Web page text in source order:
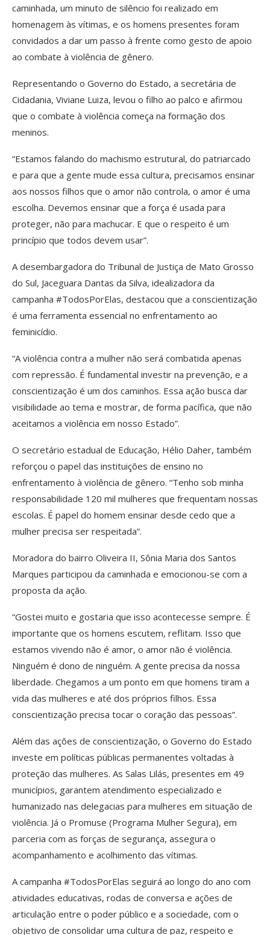
caminhada, um minuto de silêncio foi realizado em
homenagem às vítimas, e os homens presentes foram
convidados a dar um passo à frente como gesto de apoio
ao combate à violência de gênero.
Representando o Governo do Estado, a secretária de
Cidadania, Viviane Luiza, levou o filho ao palco e afirmou
que o combate à violência começa na formação dos
meninos.
“Estamos falando do machismo estrutural, do patriarcado
e para que a gente mude essa cultura, precisamos ensinar
aos nossos filhos que o amor não controla, o amor é uma
escolha. Devemos ensinar que a força é usada para
proteger, não para machucar. E que o respeito é um
princípio que todos devem usar”.
A desembargadora do Tribunal de Justiça de Mato Grosso
do Sul, Jaceguara Dantas da Silva, idealizadora da
campanha #TodosPorElas, destacou que a conscientização
é uma ferramenta essencial no enfrentamento ao
feminicídio.
“A violência contra a mulher não será combatida apenas
com repressão. É fundamental investir na prevenção, e a
conscientização é um dos caminhos. Essa ação busca dar
visibilidade ao tema e mostrar, de forma pacífica, que não
aceitamos a violência em nosso Estado”.
O secretário estadual de Educação, Hélio Daher, também
reforçou o papel das instituições de ensino no
enfrentamento à violência de gênero. “Tenho sob minha
responsabilidade 120 mil mulheres que frequentam nossas
escolas. É papel do homem ensinar desde cedo que a
mulher precisa ser respeitada”.
Moradora do bairro Oliveira II, Sônia Maria dos Santos
Marques participou da caminhada e emocionou-se com a
proposta da ação.
“Gostei muito e gostaria que isso acontecesse sempre. É
importante que os homens escutem, reflitam. Isso que
estamos vivendo não é amor, o amor não é violência.
Ninguém é dono de ninguém. A gente precisa da nossa
liberdade. Chegamos a um ponto em que homens tiram a
vida das mulheres e até dos próprios filhos. Essa
conscientização precisa tocar o coração das pessoas”.
Além das ações de conscientização, o Governo do Estado
investe em políticas públicas permanentes voltadas à
proteção das mulheres. As Salas Lilás, presentes em 49
municípios, garantem atendimento especializado e
humanizado nas delegacias para mulheres em situação de
violência. Já o Promuse (Programa Mulher Segura), em
parceria com as forças de segurança, assegura o
acompanhamento e acolhimento das vítimas.
A campanha #TodosPorElas seguirá ao longo do ano com
atividades educativas, rodas de conversa e ações de
articulação entre o poder público e a sociedade, com o
objetivo de consolidar uma cultura de paz, respeito e